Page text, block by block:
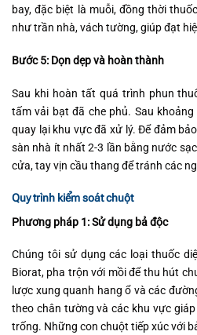
bay, đặc biệt là muỗi, đồng thời
như trần nhà, vách tường, giúp đạt
Bước 5: Dọn dẹp và hoàn thành
Sau khi hoàn tất quá trình phun
tấm vải bạt đã che phủ. Sau
quay lại khu vực đã xử lý. Để đảm
sàn nhà ít nhất 2-3 lần bằng nước
cửa, tay vịn cầu thang để tránh các
Quy trình kiểm soát chuột
Phương pháp 1: Sử dụng bả độc
Chúng tôi sử dụng các loại thuốc
Biorat, pha trộn với mồi để thu hút
lược xung quanh hang ổ và các
theo chân tường và các khu vực
trống. Những con chuột tiếp xúc với